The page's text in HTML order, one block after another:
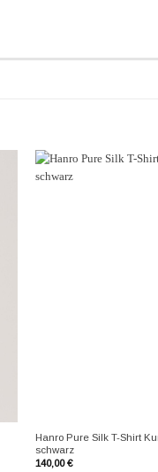
Hanro Pure Silk T-Shirt
schwarz
140,00€